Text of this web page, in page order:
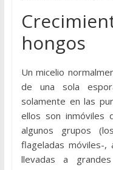
hongos
Un micelio
de una sola
solamente en las
ellos son inmóviles
algunos grupos
flageladas móviles-
llevadas a